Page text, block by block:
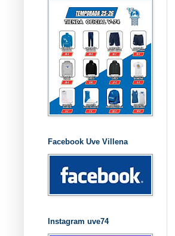
Facebook Uve Villena
Instagram uve74